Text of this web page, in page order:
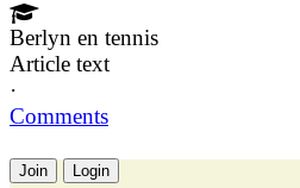
Berlyn en tennis
Article text
·
Comments
Join Login